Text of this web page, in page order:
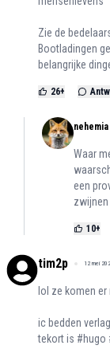
Zie de
Bootladingen
belangrijke
26+
nehemia
Waar
een
10+
tim2p 12 mei
lol ze komen
ic bedden
tekort is #hugo